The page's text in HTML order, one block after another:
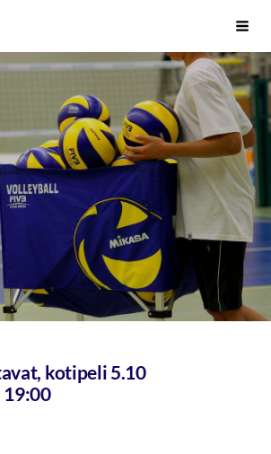
kotipeli 5.10
19:00